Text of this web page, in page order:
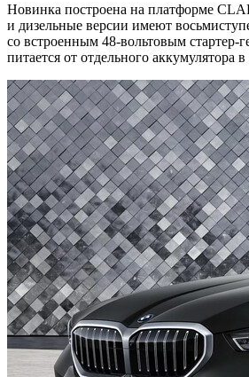
Новинка построена на платформе
и дизельные версии имеют
со встроенным 48-вольтовым стартер-
питается от отдельного аккумулятора